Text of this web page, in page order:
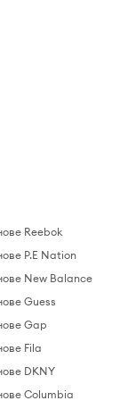
Reebok
P.E Nation
New Balance
Guess
Gap
Fila
DKNY
Columbia